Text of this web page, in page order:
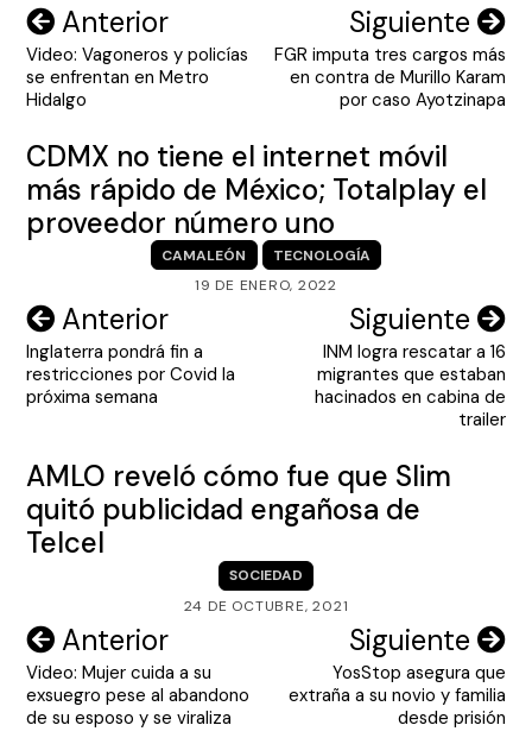
Navegación
de
entradas
Anterior
Video: Vagoneros y policías
se enfrentan en Metro
Hidalgo
Siguiente
FGR imputa tres cargos más
en contra de Murillo Karam
por caso Ayotzinapa
CDMX no tiene el internet móvil
más rápido de México; Totalplay el
proveedor número uno
CAMALEÓN
TECNOLOGÍA
19 DE ENERO, 2022
Navegación
de
entradas
Anterior
Inglaterra pondrá fin a
restricciones por Covid la
próxima semana
Siguiente
INM logra rescatar a 16
migrantes que estaban
hacinados en cabina de
trailer
AMLO reveló cómo fue que Slim
quitó publicidad engañosa de
Telcel
SOCIEDAD
24 DE OCTUBRE, 2021
Navegación
de
entradas
Anterior
Video: Mujer cuida a su
exsuegro pese al abandono
de su esposo y se viraliza
Siguiente
YosStop asegura que
extraña a su novio y familia
desde prisión